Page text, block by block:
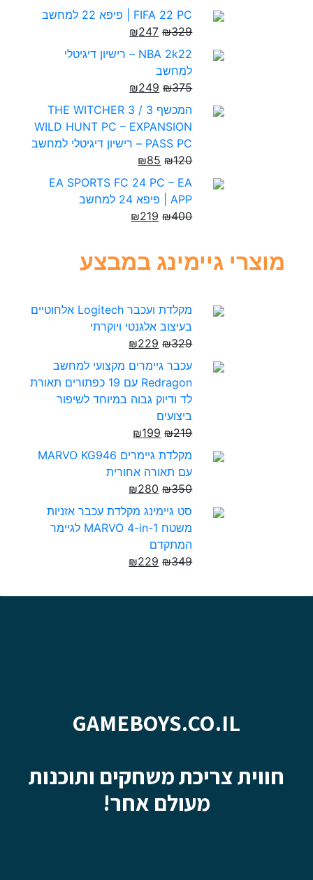
FIFA 22 PC | פיפא 22 למחשב
₪329
₪247
NBA 2k22 – רישיון דיגיטלי
למחשב
₪375
₪249
המכשף 3 / THE WITCHER 3
WILD HUNT PC – EXPANSION
PASS PC – רישיון דיגיטלי למחשב
₪120
₪85
EA SPORTS FC 24 PC – EA
APP | פיפא 24 למחשב
₪400
₪219
מוצרי גיימינג במבצע
מקלדת ועכבר Logitech אלחוטיים
בעיצוב אלגנטי ויוקרתי
₪329
₪229
עכבר גיימרים מקצועי למחשב
Redragon עם 19 כפתורים תאורת
לד ודיוק גבוה במיוחד לשיפור
ביצועים
₪219
₪199
מקלדת גיימרים MARVO KG946
עם תאורה אחורית
₪350
₪280
סט גיימינג מקלדת עכבר אזניות
משטח MARVO 4-in-1 לגיימר
המתקדם
₪349
₪229
GAMEBOYS.CO.IL
חווית צריכת משחקים ותוכנות
מעולם אחר!